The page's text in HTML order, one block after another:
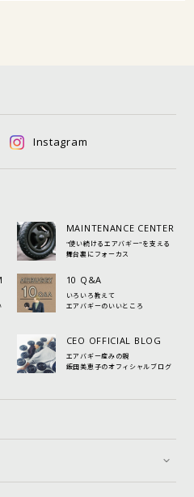
Instagram
MAINTENANCE CENTER
"使い続けるエアバギー"を支える
舞台裏にフォーカス
10 Q&A
いろいろ教えて
エアバギーのいいところ
CEO OFFICIAL BLOG
エアバギー産みの親
飯田美恵子のオフィシャルブログ